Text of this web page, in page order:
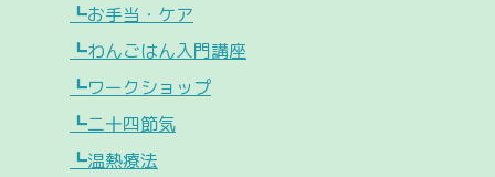
┗お手当・ケア
┗わんごはん入門講座
┗ワークショップ
┗二十四節気
┗温熱療法